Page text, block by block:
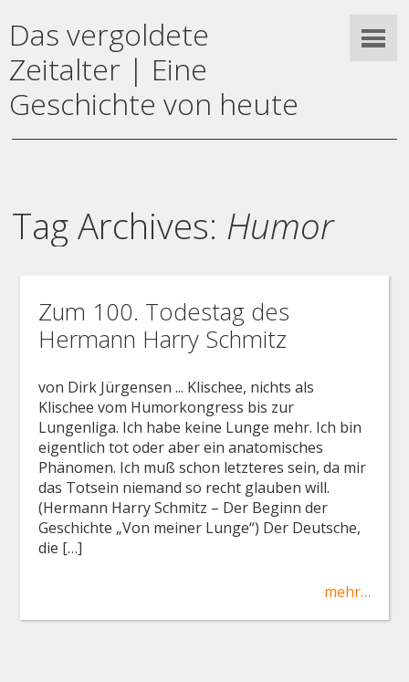
Das vergoldete
Zeitalter | Eine
Geschichte von heute
Tag Archives: Humor
Zum 100. Todestag des
Hermann Harry Schmitz
von Dirk Jürgensen ... Klischee, nichts als
Klischee vom Humorkongress bis zur
Lungenliga. Ich habe keine Lunge mehr. Ich bin
eigentlich tot oder aber ein anatomisches
Phänomen. Ich muß schon letzteres sein, da mir
das Totsein niemand so recht glauben will.
(Hermann Harry Schmitz – Der Beginn der
Geschichte „Von meiner Lunge“) Der Deut­sche,
die […]
mehr…